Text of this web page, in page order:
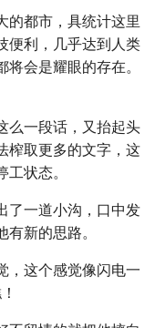
的都市，具统计这里
便利，几乎达到人类
会是耀眼的存在。
么一段话，又抬起头
榨取更多的文字，这
状态。
了一道小沟，口中发
新的思路。
，这个感觉像闪电一